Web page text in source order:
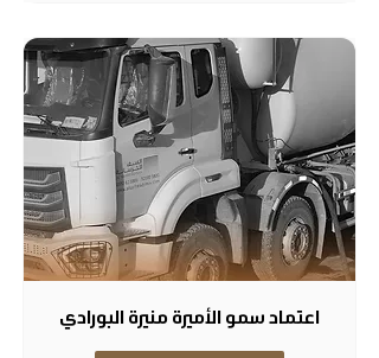
اعتماد سمو الأميرة منيرة البورادي